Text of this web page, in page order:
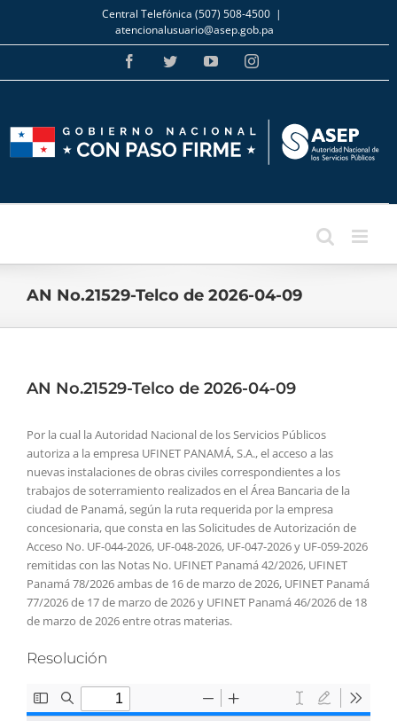
Skip
to
content
Central Telefónica (507) 508-4500 |
atencionalusuario@asep.gob.pa
FacebookTwitterYouTubeInstagram
AN No.21529-Telco de 2026-04-09
AN No.21529-Telco de 2026-04-09
Por la cual la Autoridad Nacional de los Servicios Públicos
autoriza a la empresa UFINET PANAMÁ, S.A., el acceso a las
nuevas instalaciones de obras civiles correspondientes a los
trabajos de soterramiento realizados en el Área Bancaria de la
ciudad de Panamá, según la ruta requerida por la empresa
concesionaria, que consta en las Solicitudes de Autorización de
Acceso No. UF-044-2026, UF-048-2026, UF-047-2026 y UF-059-2026
remitidas con las Notas No. UFINET Panamá 42/2026, UFINET
Panamá 78/2026 ambas de 16 de marzo de 2026, UFINET Panamá
77/2026 de 17 de marzo de 2026 y UFINET Panamá 46/2026 de 18
de marzo de 2026 entre otras materias.
Resolución